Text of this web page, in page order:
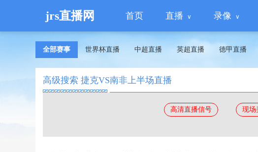
jrs直播网 首页 直播 录像
全部赛事 世界杯直播 中超直播 英超直播 德甲直播
高级搜索 捷克VS南非上半场直播
高清直播信号 现场